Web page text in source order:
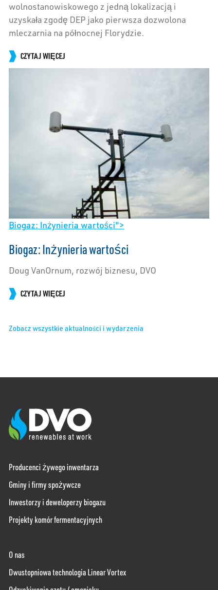
wolnostanowiskowego z jedną lokalizacją i
uzyskała zgodę DEP jako pierwsza dozwolona
mleczarnia na północnej Florydzie.
CZYTAJ WIĘCEJ
Biogaz: Inżynieria wartości">
Biogaz: Inżynieria wartości
Doug VanOrnum, rozwój biznesu, DVO
CZYTAJ WIĘCEJ
Zobacz wszystkie aktualności i wydarzenia
Producenci żywego inwentarza
Gminy i firmy spożywcze
Inwestorzy i deweloperzy biogazu
Projekty komór fermentacyjnych
O nas
Dwustopniowa technologia Linear Vortex